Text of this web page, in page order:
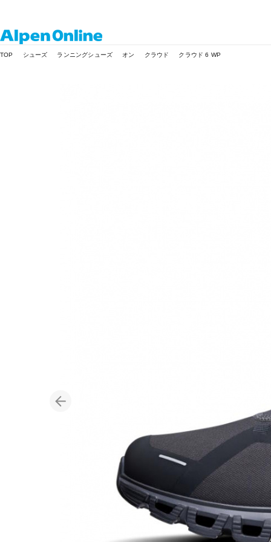
Online
TOP シューズ ランニングシューズ オン クラウド クラウド 6 WP